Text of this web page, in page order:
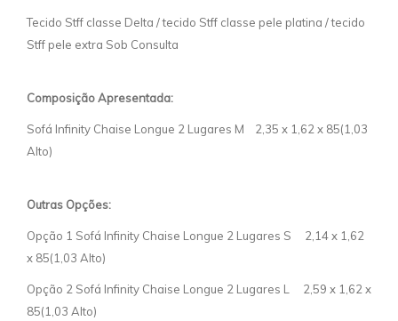
Tecido Stff classe Delta / tecido Stff classe pele platina / tecido
Stff pele extra Sob Consulta
Composição Apresentada:
Sofá Infinity Chaise Longue 2 Lugares M 2,35 x 1,62 x 85(1,03
Alto)
Outras Opções:
Opção 1 Sofá Infinity Chaise Longue 2 Lugares S 2,14 x 1,62
x 85(1,03 Alto)
Opção 2 Sofá Infinity Chaise Longue 2 Lugares L 2,59 x 1,62 x
85(1,03 Alto)